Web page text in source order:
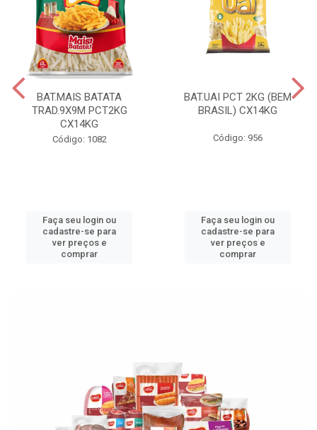
BAT.MAIS BATATA
TRAD.9X9M PCT2KG
CX14KG
Código: 1082
Faça seu login ou
cadastre-se para
ver preços e
comprar
BAT.UAI PCT 2KG (BEM
BRASIL) CX14KG
Código: 956
Faça seu login ou
cadastre-se para
ver preços e
comprar